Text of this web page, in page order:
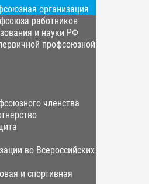
организация
работников
и науки РФ
профсоюзной
членства
во Всероссийских
и спортивная